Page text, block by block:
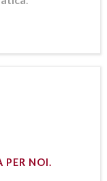
PER NOI.